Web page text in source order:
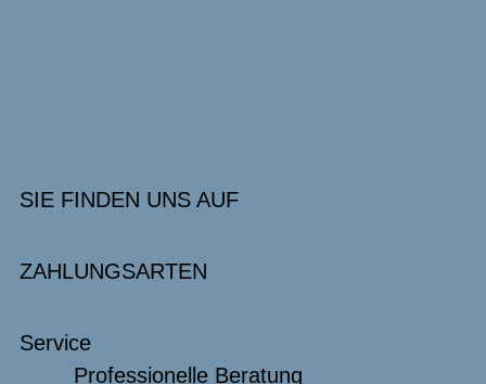
SIE FINDEN UNS AUF
ZAHLUNGSARTEN
Service
Professionelle Beratung